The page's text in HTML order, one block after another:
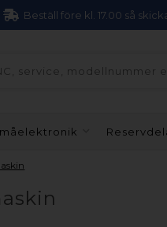
Beställ före kl. 17.00 så